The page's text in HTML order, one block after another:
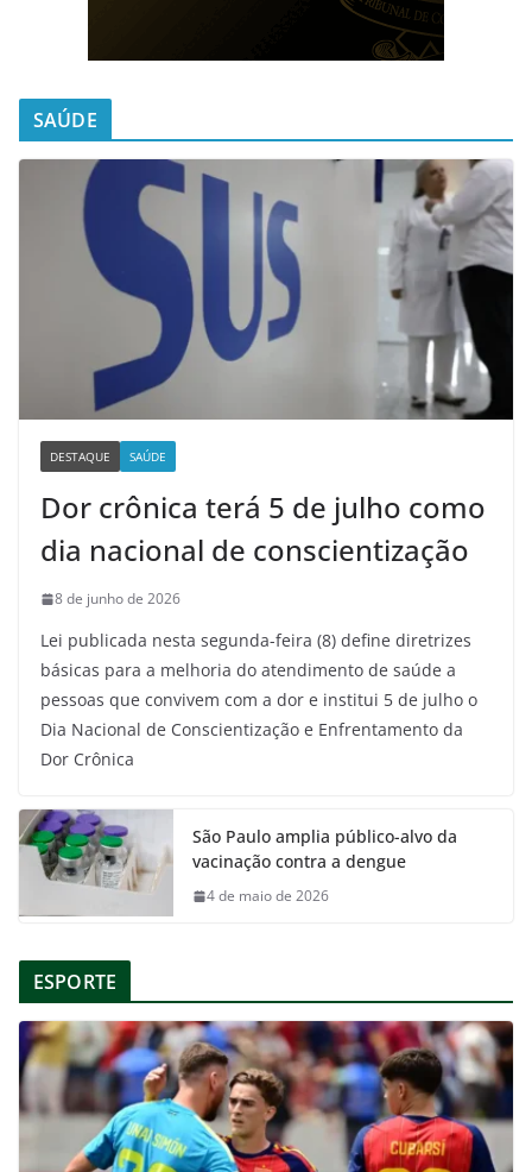
SAÚDE
DESTAQUE SAÚDE
Dor crônica terá 5 de julho como
dia nacional de conscientização
8 de junho de 2026
Lei publicada nesta segunda-feira (8) define diretrizes
básicas para a melhoria do atendimento de saúde a
pessoas que convivem com a dor e institui 5 de julho o
Dia Nacional de Conscientização e Enfrentamento da
Dor Crônica
São Paulo amplia público-alvo da
vacinação contra a dengue
4 de maio de 2026
ESPORTE